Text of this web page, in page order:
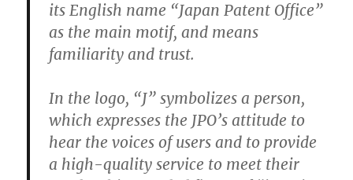
its English name “Japan Patent Office”
as the main motif, and means
familiarity and trust.
In the logo, “J” symbolizes a person,
which expresses the JPO’s attitude to
hear the voices of users and to provide
a high-quality service to meet their